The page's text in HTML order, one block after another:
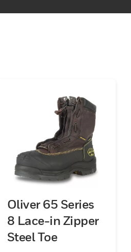
Oliver 65 Series
8 Lace-in Zipper
Steel Toe